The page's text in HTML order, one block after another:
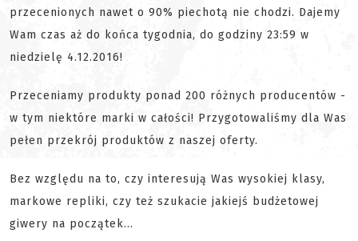
przecenionych nawet o 90% piechotą nie chodzi. Dajemy
Wam czas aż do końca tygodnia, do godziny 23:59 w
niedzielę 4.12.2016!
Przeceniamy produkty ponad 200 różnych producentów -
w tym niektóre marki w całości! Przygotowaliśmy dla Was
pełen przekrój produktów z naszej oferty.
Bez względu na to, czy interesują Was wysokiej klasy,
markowe repliki, czy też szukacie jakiejś budżetowej
giwery na początek...